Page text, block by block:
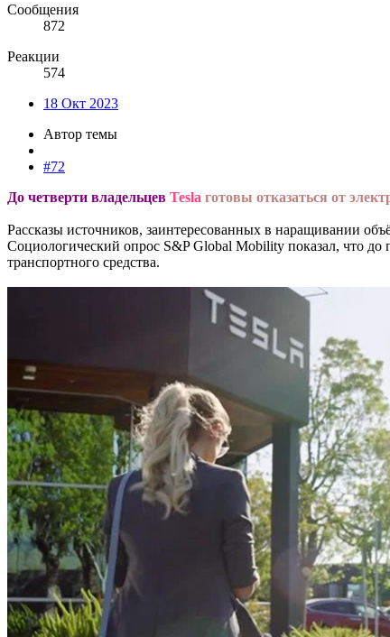
Сообщения
872
Реакции
574
18 Окт 2023
Автор темы
#72
До четверти владельцев Tesla готовы отказаться от
Рассказы источников, заинтересованных в наращивании
Социологический опрос S&P Global Mobility показал, что
транспортного средства.